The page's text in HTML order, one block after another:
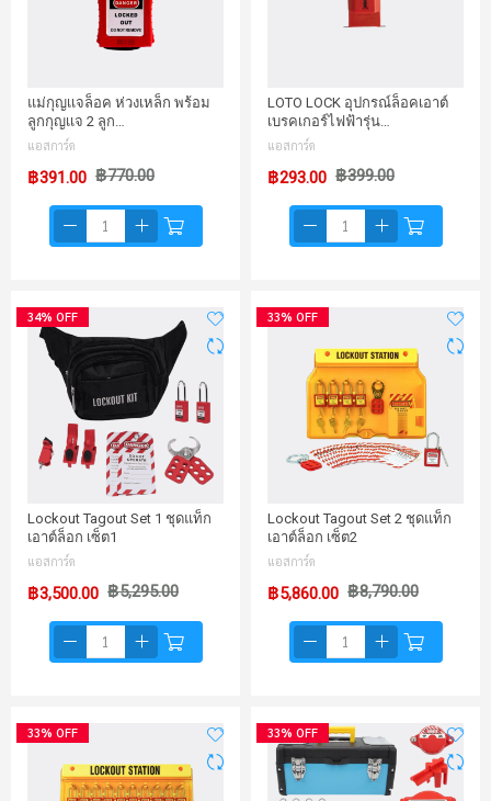
แม่กุญเเจล็อค ห่วงเหล็ก พร้อม
ลูกกุญเเจ 2 ลูก…
แอสการ์ด
฿391.00 ฿770.00
LOTO LOCK อุปกรณ์ล็อคเอาต์
เบรคเกอร์ไฟฟ้ารุ่น…
แอสการ์ด
฿293.00 ฿399.00
34% OFF
Lockout Tagout Set 1 ชุดแท็ก
เอาต์ล็อก เซ็ต1
แอสการ์ด
฿3,500.00 ฿5,295.00
33% OFF
Lockout Tagout Set 2 ชุดแท็ก
เอาต์ล็อก เซ็ต2
แอสการ์ด
฿5,860.00 ฿8,790.00
33% OFF 33% OFF